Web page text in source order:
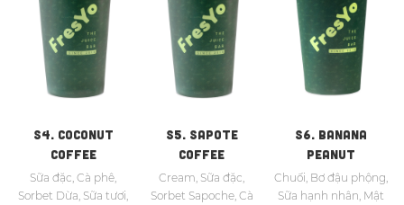
S4. COCONUT
COFFEE
Sữa đặc, Cà phê,
Sorbet Dừa, Sữa tươi,
S5. SAPOTE
COFFEE
Cream, Sữa đặc,
Sorbet Sapoche, Cà
S6. BANANA
PEANUT
Chuối, Bơ đậu phộng,
Sữa hạnh nhân, Mật